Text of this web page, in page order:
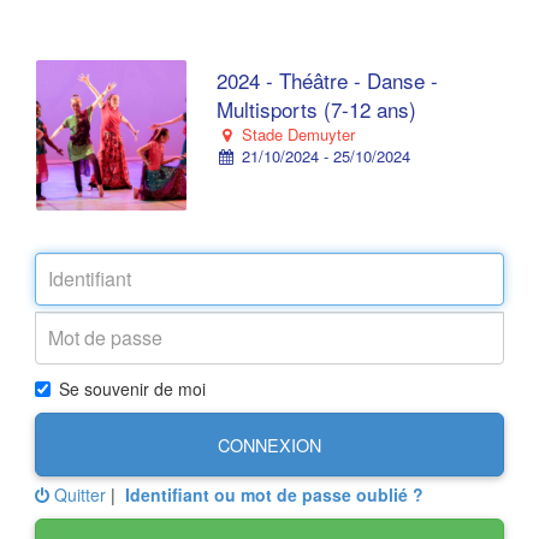
2024 - Théâtre - Danse -
Multisports (7-12 ans)
Stade Demuyter
21/10/2024 - 25/10/2024
Se souvenir de moi
CONNEXION
Quitter | Identifiant ou mot de passe oublié ?